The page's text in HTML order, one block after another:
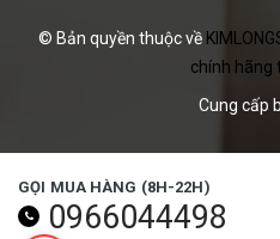
© Bản quyền thuộc về
chính hãng
Cung cấp
GỌI MUA HÀNG (8H-22H)
0966044498